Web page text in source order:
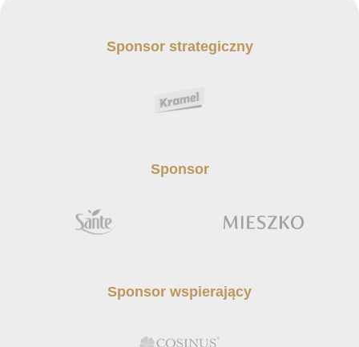
Sponsor strategiczny
Sponsor
Sponsor wspierający